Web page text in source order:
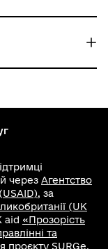
через Агентство
, за
(UK
aid «Прозорість
та
проєкту SURGe,